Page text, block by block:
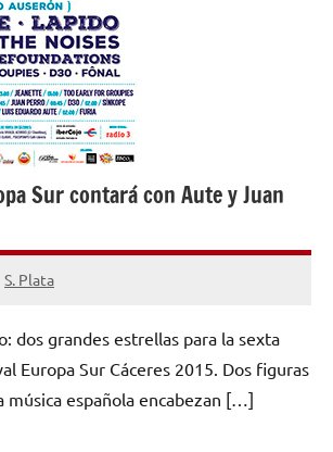
Sur contará con Aute y Juan
S. Plata
dos grandes estrellas para la sexta
Europa Sur Cáceres 2015. Dos figuras
música española encabezan […]